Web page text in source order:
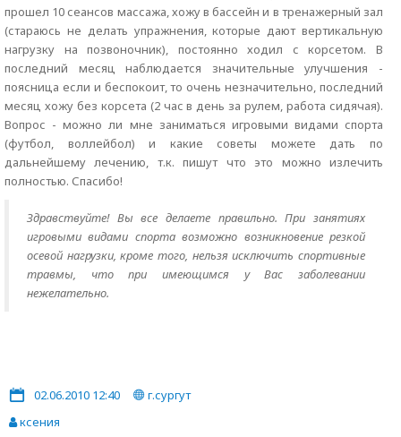
прошел 10 сеансов массажа, хожу в бассейн и в тренажерный зал
(стараюсь не делать упражнения, которые дают вертикальную
нагрузку на позвоночник), постоянно ходил с корсетом. В
последний месяц наблюдается значительные улучшения -
поясница если и беспокоит, то очень незначительно, последний
месяц хожу без корсета (2 час в день за рулем, работа сидячая).
Вопрос - можно ли мне заниматься игровыми видами спорта
(футбол, воллейбол) и какие советы можете дать по
дальнейшему лечению, т.к. пишут что это можно излечить
полностью. Спасибо!
Здравствуйте! Вы все делаете правильно. При занятиях
игровыми видами спорта возможно возникновение резкой
осевой нагрузки, кроме того, нельзя исключить спортивные
травмы, что при имеющимся у Вас заболевании
нежелательно.
02.06.2010 12:40
г.сургут
ксения